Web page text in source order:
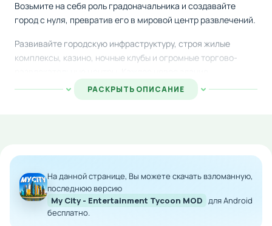
Возьмите на себя роль градоначальника и создавайте
город с нуля, превратив его в мировой центр развлечений.
Развивайте городскую инфраструктуру, строя жилые
комплексы, казино, ночные клубы и огромные торгово-
притягивает волны туристов и путешественников,
пополняя бюджет вашего города. Расширяйте экономику и
Неограниченные финансовые ресурсы для
строительства
Мгновенное возведение всех сооружений
РАСКРЫТЬ ОПИСАНИЕ
На данной странице, Вы можете скачать взломанную,
последнюю версию
My City - Entertainment Tycoon MOD для Android
бесплатно.